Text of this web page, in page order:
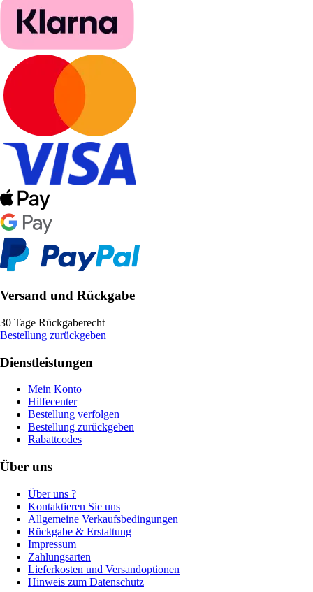
Versand und Rückgabe
30 Tage Rückgaberecht
Bestellung zurückgeben
Dienstleistungen
Mein Konto
Hilfecenter
Bestellung verfolgen
Bestellung zurückgeben
Rabattcodes
Über uns
Über uns ?
Kontaktieren Sie uns
Allgemeine Verkaufsbedingungen
Rückgabe & Erstattung
Impressum
Zahlungsarten
Lieferkosten und Versandoptionen
Hinweis zum Datenschutz